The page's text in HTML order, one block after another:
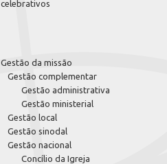
celebrativos
Gestão da missão
Gestão complementar
Gestão administrativa
Gestão ministerial
Gestão local
Gestão sinodal
Gestão nacional
Concílio da Igreja